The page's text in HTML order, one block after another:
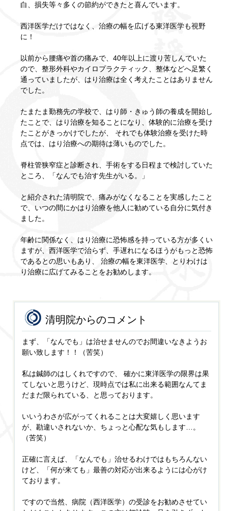
白、損失等々多くの節約ができたと喜んでいます。
西洋医学だけではなく、治療の幅を広げる東洋医学も視野
に！
以前から腰痛や首の痛みで、40年以上に渡り苦しんでいた
ので、整形外科やカイロプラクティック、整体などへ足繁く
通っていましたが、はり治療は全く考えたことはありません
でした。
たまたま勤務先の学校で、はり師・きゅう師の養成を開始し
たことで、はり治療を知ることになり、体験的に治療を受け
たことがきっかけでしたが、 それでも体験治療を受けた時
点では、はり治療への期待は薄いものでした。
脊柱管狭窄症と診断され、手術をする日程まで検討していた
ところ、「なんでも治す先生がいる。」
と紹介された清明院で、痛みがなくなることを実感したこと
で、いつの間にかはり治療を他人に勧めている自分に気付き
ました。
年齢に関係なく、はり治療に恐怖感を持っている方が多くい
ますが、西洋医学で治らず、手遅れになるほうがもっと恐怖
であるとの思いもあり、 治療の幅を東洋医学、とりわけは
り治療に広げてみることをお勧めします。
清明院からのコメント
まず、「なんでも」は治せませんのでお間違いなきようお
願い致します！！（苦笑）
私は鍼師のはしくれですので、 確かに東洋医学の限界は果
てしないと思うけど、現時点では私に出来る範囲なんてま
だまだ限られている、と思っております。
いいうわさが広がってくれることは大変嬉しく思います
が、勘違いされないか、ちょっと心配な気もします…。
（苦笑）
正確に言えば、「なんでも」治せるわけではもちろんない
けど、「何が来ても」最善の対応が出来るようには心がけ
ております。
ですので当然、病院（西洋医学）の受診をお勧めさせてい